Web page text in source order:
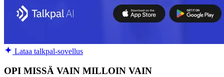
Lataa talkpal-sovellus
OPI MISSÄ VAIN MILLOIN VAIN